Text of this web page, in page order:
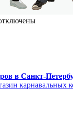
в Санкт-